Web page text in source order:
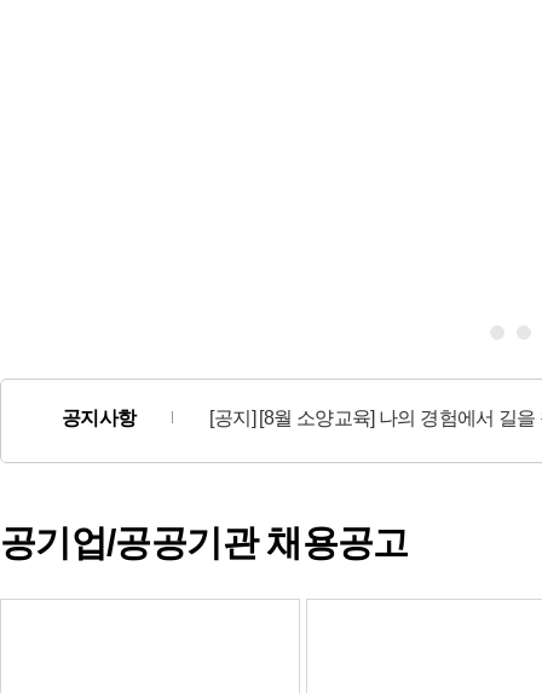
공지사항 [공지] [8월 소양교육] 나의 경험에서 길
공기업/공공기관 채용공고